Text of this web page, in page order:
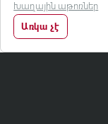
Խաղային աթոռներ
Առկա չէ